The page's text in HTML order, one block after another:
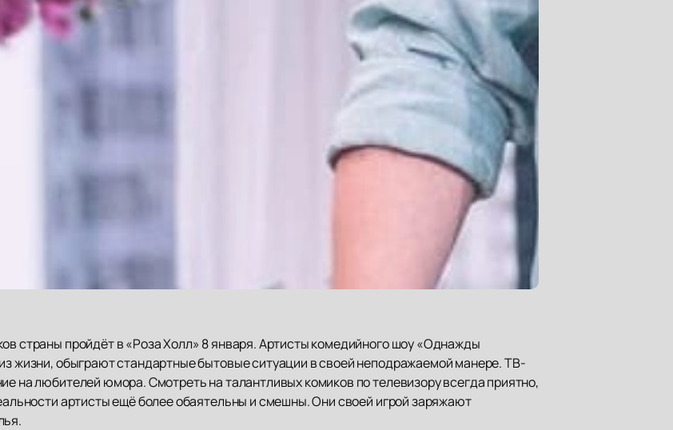
страны пройдёт в «Роза Холл» 8 января. Артисты комедийного шоу «Однажды
жизни, обыграют стандартные бытовые ситуации в своей неподражаемой манере. ТВ-
на любителей юмора. Смотреть на талантливых комиков по телевизору всегда приятно,
артисты ещё более обаятельны и смешны. Они своей игрой заряжают